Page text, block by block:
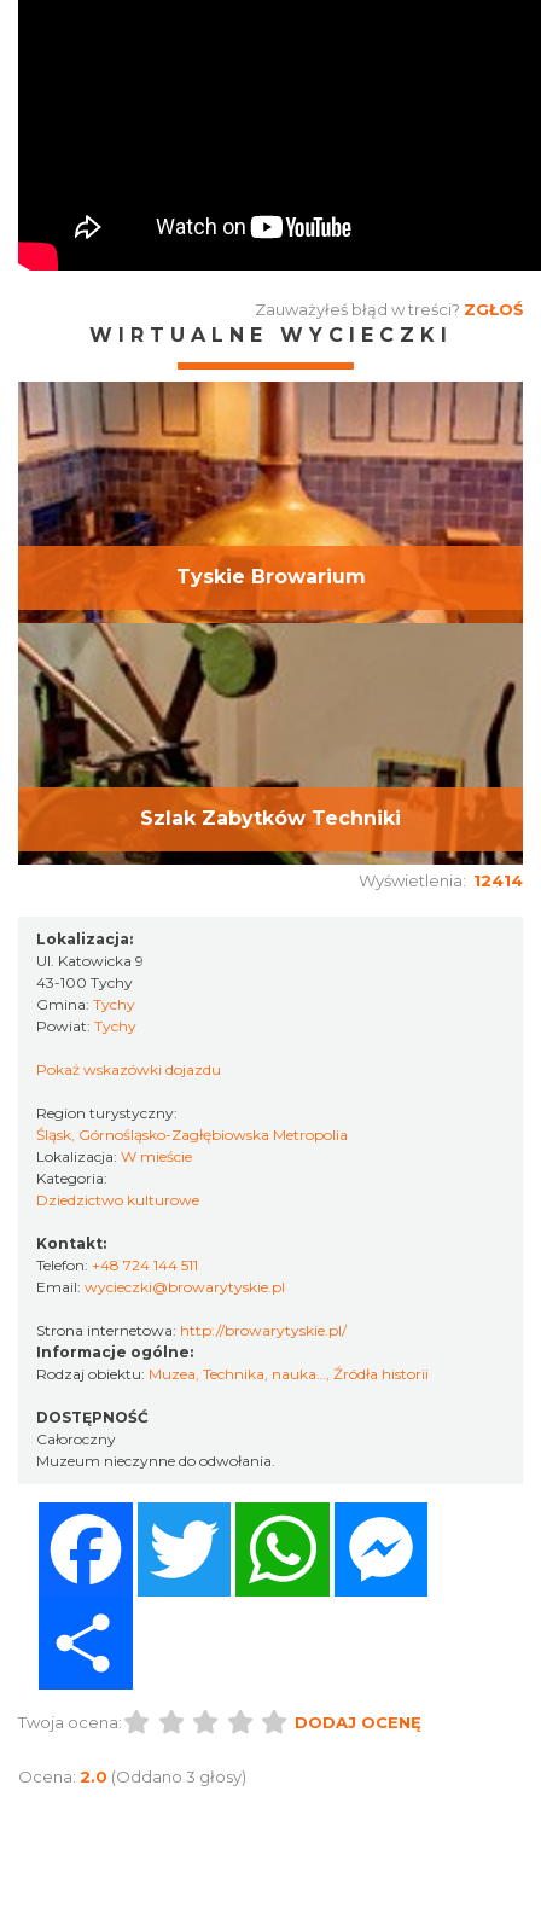
Zauważyłeś błąd w treści? ZGŁOŚ
WIRTUALNE WYCIECZKI
Tyskie Browarium
Szlak Zabytków Techniki
Wyświetlenia: 12414
Lokalizacja:
Ul. Katowicka 9
43-100 Tychy
Gmina: Tychy
Powiat: Tychy
Pokaż wskazówki dojazdu
Region turystyczny:
Śląsk, Górnośląsko-Zagłębiowska Metropolia
Lokalizacja: W mieście
Kategoria:
Dziedzictwo kulturowe
Kontakt:
Telefon: +48 724 144 511
Email: wycieczki@browarytyskie.pl
Strona internetowa: http://browarytyskie.pl/
Informacje ogólne:
Rodzaj obiektu: Muzea, Technika, nauka…, Źródła historii
DOSTĘPNOŚĆ
Całoroczny
Muzeum nieczynne do odwołania.
Twitter WhatsApp
Twoja ocena: DODAJ OCENĘ
Ocena: 2.0 (Oddano 3 głosy)